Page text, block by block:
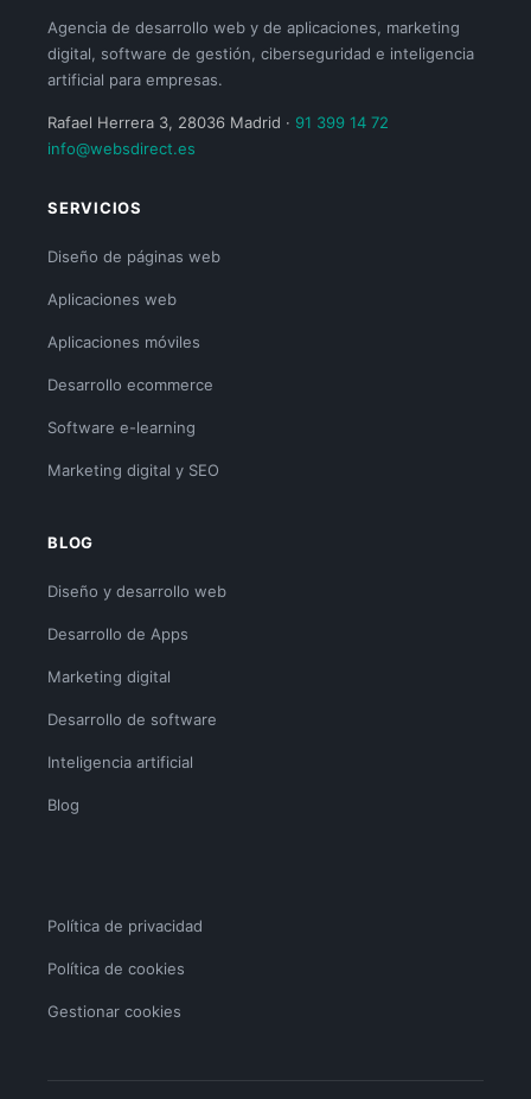
Agencia de desarrollo web y de aplicaciones, marketing
digital, software de gestión, ciberseguridad e inteligencia
artificial para empresas.
Rafael Herrera 3, 28036 Madrid · 91 399 14 72
info@websdirect.es
SERVICIOS
Diseño de páginas web
Aplicaciones web
Aplicaciones móviles
Desarrollo ecommerce
Software e-learning
Marketing digital y SEO
BLOG
Diseño y desarrollo web
Desarrollo de Apps
Marketing digital
Desarrollo de software
Inteligencia artificial
Blog
Política de privacidad
Política de cookies
Gestionar cookies